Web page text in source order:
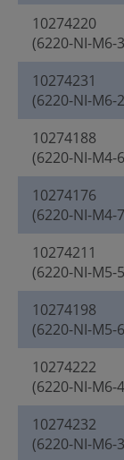
10274220
(6220-NI-M6-
10274231
(6220-NI-M6-
10274188
(6220-NI-M4-
10274176
(6220-NI-M4-
10274211
(6220-NI-M5-
10274198
(6220-NI-M5-
10274222
(6220-NI-M6-
10274232
(6220-NI-M6-